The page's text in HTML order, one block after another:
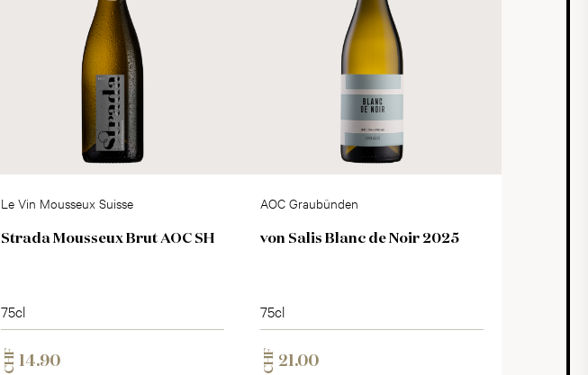
Le Vin Mousseux Suisse
Strada Mousseux Brut AOC SH
75cl
CHF 14.90
AOC Graubünden
von Salis Blanc de Noir 2025
75cl
CHF 21.00